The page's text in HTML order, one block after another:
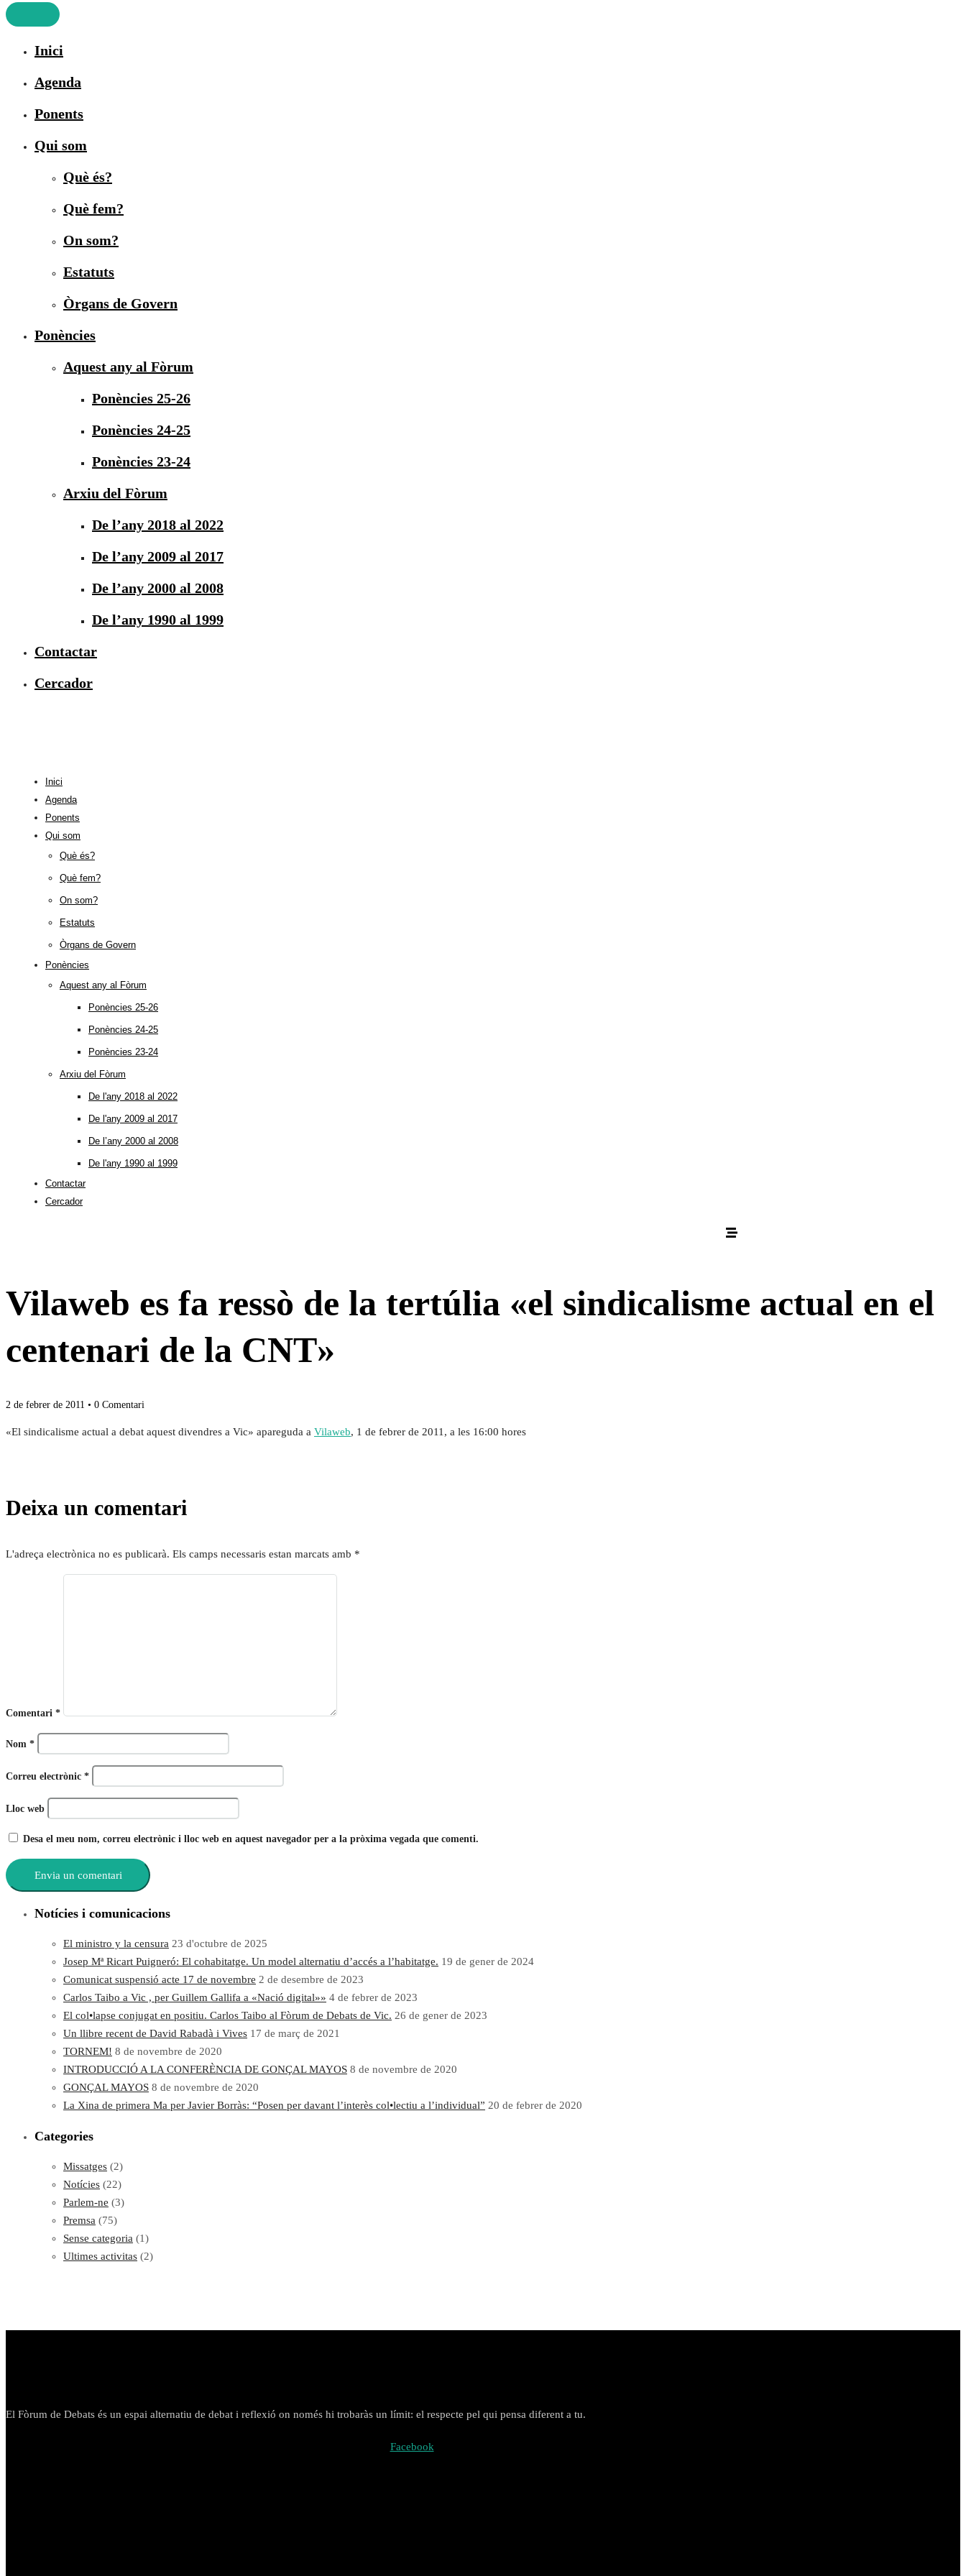
Inici
Agenda
Ponents
Qui som
Què és?
Què fem?
On som?
Estatuts
Òrgans de Govern
Ponències
Aquest any al Fòrum
Ponències 25-26
Ponències 24-25
Ponències 23-24
Arxiu del Fòrum
De l’any 2018 al 2022
De l’any 2009 al 2017
De l’any 2000 al 2008
De l’any 1990 al 1999
Contactar
Cercador
Inici
Agenda
Ponents
Qui som
Què és?
Què fem?
On som?
Estatuts
Òrgans de Govern
Ponències
Aquest any al Fòrum
Ponències 25-26
Ponències 24-25
Ponències 23-24
Arxiu del Fòrum
De l'any 2018 al 2022
De l'any 2009 al 2017
De l’any 2000 al 2008
De l'any 1990 al 1999
Contactar
Cercador
Vilaweb es fa ressò de la tertúlia «el sindicalisme actual en el
centenari de la CNT»
2 de febrer de 2011 • 0 Comentari
«El sindicalisme actual a debat aquest divendres a Vic» apareguda a Vilaweb, 1 de febrer de 2011, a les 16:00 hores
Deixa un comentari
L'adreça electrònica no es publicarà. Els camps necessaris estan marcats amb *
Comentari *
Nom *
Correu electrònic *
Lloc web
Desa el meu nom, correu electrònic i lloc web en aquest navegador per a la pròxima vegada que comenti.
Notícies i comunicacions
El ministro y la censura 23 d'octubre de 2025
Josep Mª Ricart Puigneró: El cohabitatge. Un model alternatiu d’accés a l’habitatge. 19 de gener de 2024
Comunicat suspensió acte 17 de novembre 2 de desembre de 2023
Carlos Taibo a Vic , per Guillem Gallifa a «Nació digital»» 4 de febrer de 2023
El col•lapse conjugat en positiu. Carlos Taibo al Fòrum de Debats de Vic. 26 de gener de 2023
Un llibre recent de David Rabadà i Vives 17 de març de 2021
TORNEM! 8 de novembre de 2020
INTRODUCCIÓ A LA CONFERÈNCIA DE GONÇAL MAYOS 8 de novembre de 2020
GONÇAL MAYOS 8 de novembre de 2020
La Xina de primera Ma per Javier Borràs: “Posen per davant l’interès col•lectiu a l’individual” 20 de febrer de 2020
Categories
Missatges (2)
Notícies (22)
Parlem-ne (3)
Premsa (75)
Sense categoria (1)
Ultimes activitas (2)
El Fòrum de Debats és un espai alternatiu de debat i reflexió on només hi trobaràs un límit: el respecte pel qui pensa diferent a tu.
Facebook